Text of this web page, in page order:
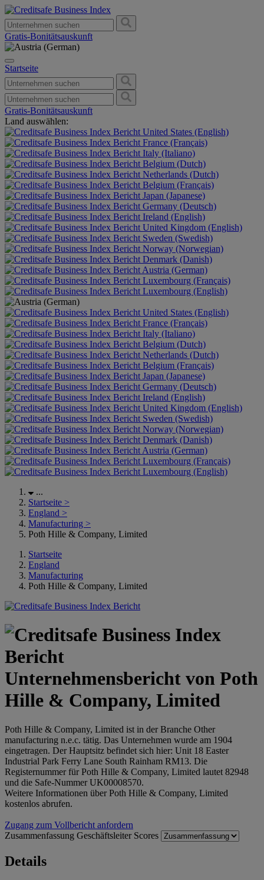
Gratis-Bonitätsauskunft
Startseite
Gratis-Bonitätsauskunft
Land auswählen:
United States (English)
France (Français)
Italy (Italiano)
Belgium (Dutch)
Netherlands (Dutch)
Belgium (Français)
Japan (Japanese)
Germany (Deutsch)
Ireland (English)
United Kingdom (English)
Sweden (Swedish)
Norway (Norwegian)
Denmark (Danish)
Austria (German)
Luxembourg (Français)
Luxembourg (English)
United States (English)
France (Français)
Italy (Italiano)
Belgium (Dutch)
Netherlands (Dutch)
Belgium (Français)
Japan (Japanese)
Germany (Deutsch)
Ireland (English)
United Kingdom (English)
Sweden (Swedish)
Norway (Norwegian)
Denmark (Danish)
Austria (German)
Luxembourg (Français)
Luxembourg (English)
...
Startseite >
England >
Manufacturing >
Poth Hille & Company, Limited
Startseite
England
Manufacturing
Poth Hille & Company, Limited
Unternehmensbericht von Poth
Hille & Company, Limited
Poth Hille & Company, Limited ist in der Branche Other
manufacturing n.e.c. tätig. Das Unternehmen wurde am 1904
eingetragen. Der Hauptsitz befindet sich hier: Unit 18 Easter
Industrial Park Ferry Lane South Rainham RM13. Die
Registernummer für Poth Hille & Company, Limited lautet 82948
und die Safe-Nummer UK00008570.
Weitere Informationen über Poth Hille & Company, Limited
kostenlos abrufen.
Zugang zum Vollbericht anfordern
Zusammenfassung Geschäftsleiter Scores
Details